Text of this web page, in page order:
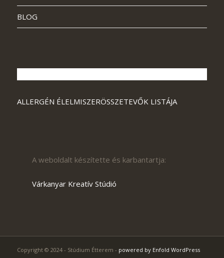
BLOG
ALLERGÉN ÉLELMISZERÖSSZETEVŐK LISTÁJA
A weboldalt készítette és karbantartja:
Várkanyar Kreatív Stúdió
Copyright © 2024 - Stúdium Étterem - powered by Enfold WordPress